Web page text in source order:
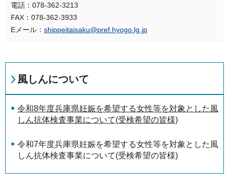
電話：078-362-3213
FAX：078-362-3933
Eメール： shippeitaisaku@pref.hyogo.lg.jp
風しんについて
令和8年度兵庫県妊娠を希望する女性等を対象とした風
しん抗体検査事業について(受検希望の皆様)
令和7年度兵庫県妊娠を希望する女性等を対象とした風
しん抗体検査事業について(受検希望の皆様)